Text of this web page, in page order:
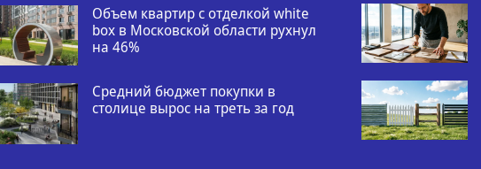
Объем квартир с отделкой white
box в Московской области рухнул
на 46%
Средний бюджет покупки в
столице вырос на треть за год